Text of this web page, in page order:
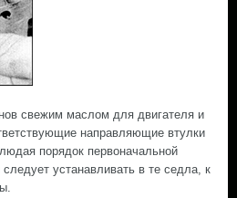
свежим маслом для двигателя и
направляющие втулки
порядок первоначальной
устанавливать в те седла, к